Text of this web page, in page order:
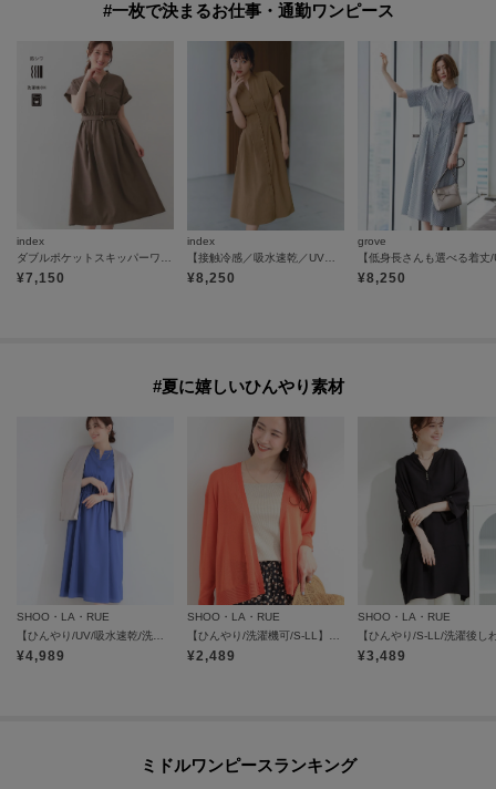
#一枚で決まるお仕事・通勤ワンピース
index
¥7,150
index
¥8,250
grove
¥8,250
#夏に嬉しいひんやり素材
SHOO・LA・RUE
¥4,989
SHOO・LA・RUE
¥2,489
SHOO・LA・RUE
¥3,489
ミドルワンピースランキング